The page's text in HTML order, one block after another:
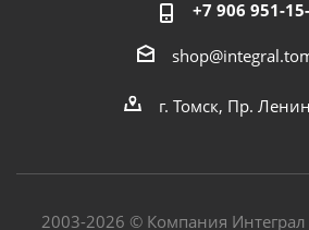
+7 906 951-
г. Томск, Пр.
2003-2026 © Компания